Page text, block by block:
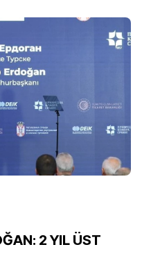
2 YIL ÜST